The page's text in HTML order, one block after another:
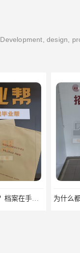
Development, design,
为什么都不收我的自考档案？自考档案怎么存档？